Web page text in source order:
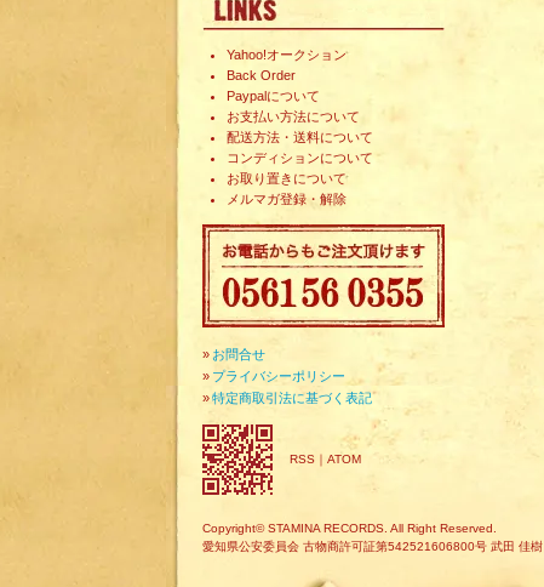
Yahoo!オークション
Back Order
Paypalについて
お支払い方法について
配送方法・送料について
コンディションについて
お取り置きについて
メルマガ登録・解除
» お問合せ
» プライバシーポリシー
»特定商取引法に基づく表記
RSS ｜ ATOM
Copyright© STAMINA RECORDS. All Right Reserved.
愛知県公安委員会 古物商許可証第542521606800号 武田 佳樹